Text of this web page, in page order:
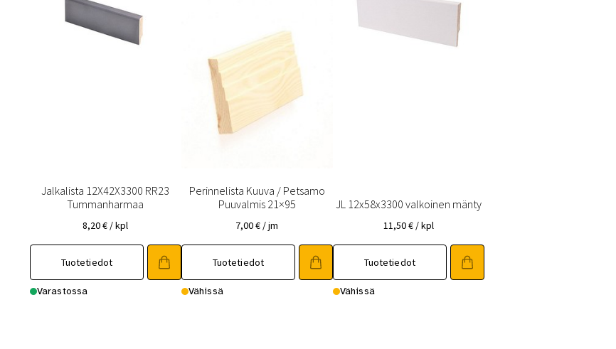
Jalkalista 12X42X3300 RR23
Tummanharmaa
8,20€ / kpl
Tuotetiedot
Varastossa
Perinnelista Kuuva / Petsamo
Puuvalmis 21×95
7,00€ / jm
Tuotetiedot
Vähissä
JL 12x58x3300 valkoinen mänty
11,50€ / kpl
Tuotetiedot
Vähissä